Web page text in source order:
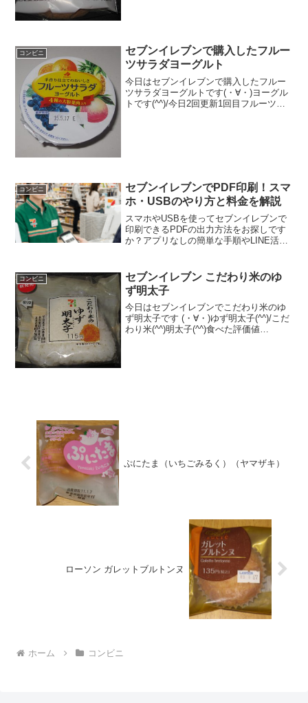
コンビニ
セブンイレブンで購入したフルー
ツサラダヨーグルト
今日はセブンイレブンで購入したフルー
ツサラダヨーグルトです(・∀・)ヨーグル
トです(^^)/今日2回更新1回目フルーツ見
コンビニ
セブンイレブンでPDF印刷！スマ
ホ・USBのやり方と料金を解説
スマホやUSBを使ってセブンイレブンで
印刷できるPDFの出力方法をお探しです
か？アプリなしの簡単な手順やLINE活用
も含め、セブンイレブンでの印刷とPDF
に関する疑問を網羅的に解決できるガイ
ド記事です。
コンビニ
セブンイレブン こだわり米のゆ
ず明太子
今日はセブンイレブンでこだわり米のゆ
ず明太子です (・∀・)ゆず明太子(^^)/こだ
わり米(^^)明太子(^^)食べた評価値
ぷにたま（いちごみるく）（ヤマザキ）
ローソン ガレットブルトンヌ
ホーム コンビニ